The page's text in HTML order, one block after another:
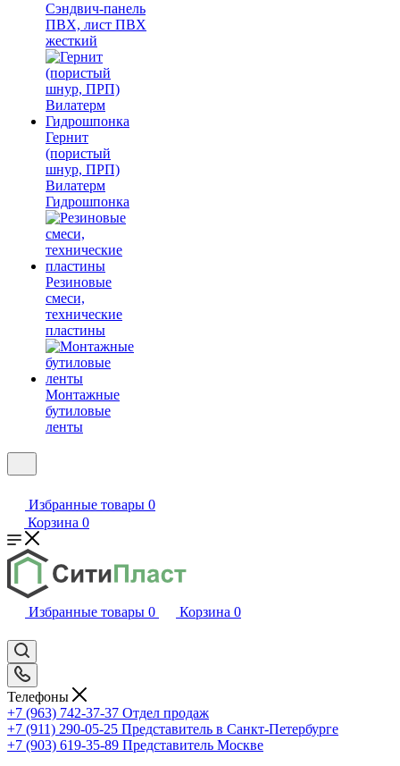
Сэндвич-панель
ПВХ, лист ПВХ
жесткий
Гернит
(пористый
шнур, ПРП)
Вилатерм
Гидрошпонка
Резиновые
смеси,
технические
пластины
Монтажные
бутиловые
ленты
Избранные товары 0
Корзина 0
Избранные товары 0 Корзина 0
Телефоны
+7 (963) 742-37-37 Отдел продаж
+7 (911) 290-05-25 Представитель в Санкт-Петербурге
+7 (903) 619-35-89 Представитель Москве